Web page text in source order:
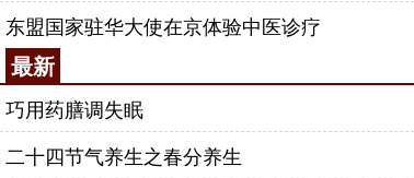
东盟国家驻华大使在京体验中医诊疗
最新
巧用药膳调失眠
二十四节气养生之春分养生